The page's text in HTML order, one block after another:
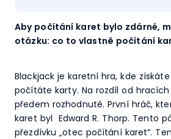
Aby počítání karet bylo zdárné,
otázku: co to vlastně počítání
Blackjack je karetní hra, kde
počítáte karty. Na rozdíl od
předem rozhodnuté. První hráč,
karet byl Edward R. Thorp. Tento
přezdívku „otec počítání karet“.